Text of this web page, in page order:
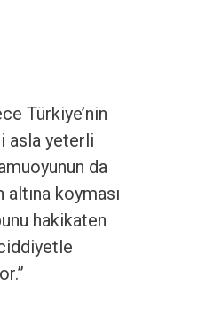
Türkiye’nin
asla yeterli
da
altına koyması
hakikaten